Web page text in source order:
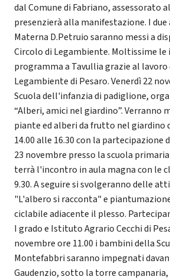
dal Comune di Fabriano, assessorato
presenzierà alla manifestazione. I due
Materna D.Petruio saranno messi a
Circolo di Legambiente. Moltissime le
programma a Tavullia grazie al
Legambiente di Pesaro. Venerdì 22
Scuola dell'infanzia di padiglione,
“Alberi, amici nel giardino”. Verranno
piante ed alberi da frutto nel giardino
14.00 alle 16.30 con la partecipazione
23 novembre presso la scuola
terrà l'incontro in aula magna con le
9.30. A seguire si svolgeranno delle
"L'albero si racconta" e
ciclabile adiacente il plesso.
I grado e Istituto Agrario Cecchi di
novembre ore 11.00 i bambini della
Montefabbri saranno impegnati
Gaudenzio, sotto la torre